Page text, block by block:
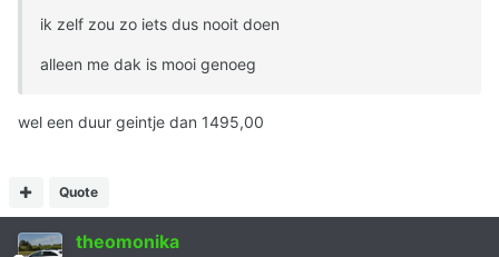
ik zelf zou zo iets dus nooit doen
alleen me dak is mooi genoeg
wel een duur geintje dan 1495,00
Quote
theomonika